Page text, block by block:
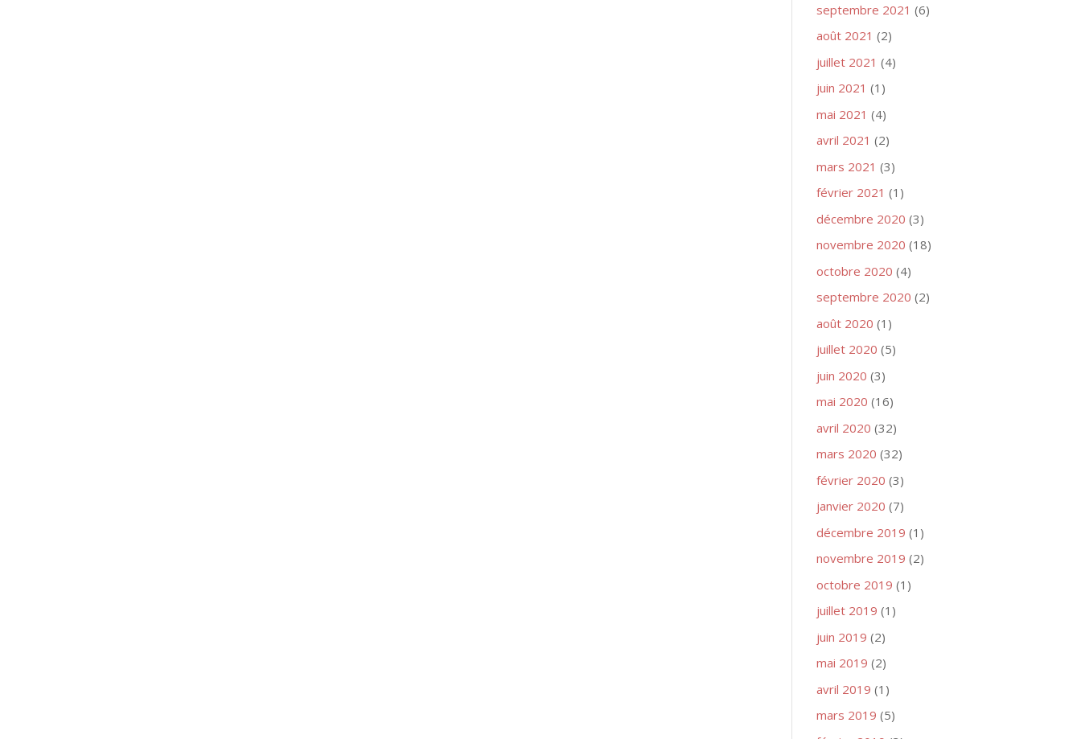
septembre 2021 (6)
août 2021 (2)
juillet 2021 (4)
juin 2021 (1)
mai 2021 (4)
avril 2021 (2)
mars 2021 (3)
février 2021 (1)
décembre 2020 (3)
novembre 2020 (18)
octobre 2020 (4)
septembre 2020 (2)
août 2020 (1)
juillet 2020 (5)
juin 2020 (3)
mai 2020 (16)
avril 2020 (32)
mars 2020 (32)
février 2020 (3)
janvier 2020 (7)
décembre 2019 (1)
novembre 2019 (2)
octobre 2019 (1)
juillet 2019 (1)
juin 2019 (2)
mai 2019 (2)
avril 2019 (1)
mars 2019 (5)